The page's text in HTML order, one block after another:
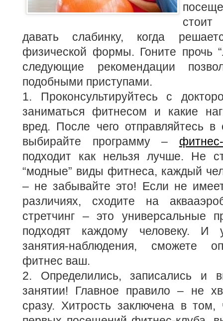
давать слабинку, когда
физической формы. Гоните прочь
следующие рекомендации
подобными приступами.
1. Проконсультируйтесь с
заниматься фитнесом и какие
вред. После чего отправляйтесь
выбирайте программу –
подходит как нельзя лучше. Не
“модные” виды фитнеса, каждый
– не забывайте это! Если не
различиях, сходите на
стретчинг – это универсальные
подходят каждому человеку. И
занятия-наблюдения, сможете
фитнес ваш.
2. Определились, записались
занятии! Главное правило – не
сразу. Хитрость заключена в том,